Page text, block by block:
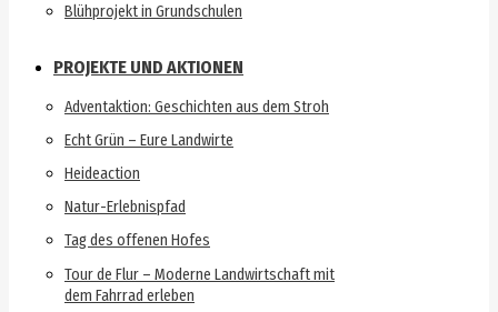
Blühprojekt in Grundschulen
PROJEKTE UND AKTIONEN
Adventaktion: Geschichten aus dem Stroh
Echt Grün – Eure Landwirte
Heideaction
Natur-Erlebnispfad
Tag des offenen Hofes
Tour de Flur – Moderne Landwirtschaft mit
dem Fahrrad erleben